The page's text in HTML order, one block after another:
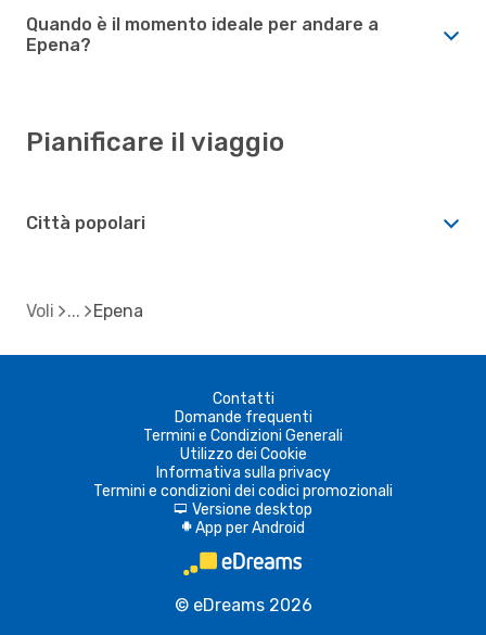
Quando è il momento ideale per andare a
Epena?
Pianificare il viaggio
Città popolari
Voli Epena
Contatti
Domande frequenti
Termini e Condizioni Generali
Utilizzo dei Cookie
Informativa sulla privacy
Termini e condizioni dei codici promozionali
d Versione desktop
A App per Android
© eDreams 2026